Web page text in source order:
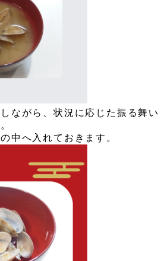
ながら、状況に応じた振る舞い
中へ入れておきます。